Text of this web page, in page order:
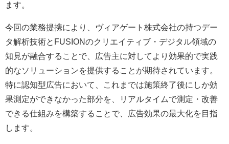
ます。
今回の業務提携により、ヴィアゲート株式会社の持つデー
タ解析技術とFUSIONのクリエイティブ・デジタル領域の
知見が融合することで、広告主に対してより効果的で実践
的なソリューションを提供することが期待されています。
特に認知型広告において、これまでは施策終了後にしか効
果測定ができなかった部分を、リアルタイムで測定・改善
できる仕組みを構築することで、広告効果の最大化を目指
します。